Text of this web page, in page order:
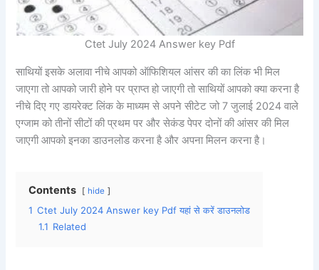
Ctet July 2024 Answer key Pdf
साथियों इसके अलावा नीचे आपको ऑफिशियल आंसर की का लिंक भी मिल
जाएगा तो आपको जारी होने पर प्राप्त हो जाएगी तो साथियों आपको क्या करना है
नीचे दिए गए डायरेक्ट लिंक के माध्यम से अपने सीटेट जो 7 जुलाई 2024 वाले
एग्जाम को तीनों सीटों की प्रथम पर और सेकंड पेपर दोनों की आंसर की मिल
जाएगी आपको इनका डाउनलोड करना है और अपना मिलन करना है।
Contents hide
1 Ctet July 2024 Answer key Pdf यहां से करें डाउनलोड
1.1 Related